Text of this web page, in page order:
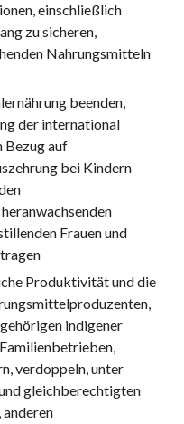
einschließlich
zu sicheren,
Nahrungsmitteln
beenden,
der international
Bezug auf
bei Kindern
Frauen und
Produktivität und die
indigener
verdoppeln, unter
gleichberechtigten
anderen